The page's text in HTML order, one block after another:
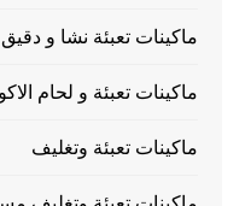
ماكينات تعبئة نشا و
ماكينات تعبئة و لحام
ماكينات تعبئة وتغليف